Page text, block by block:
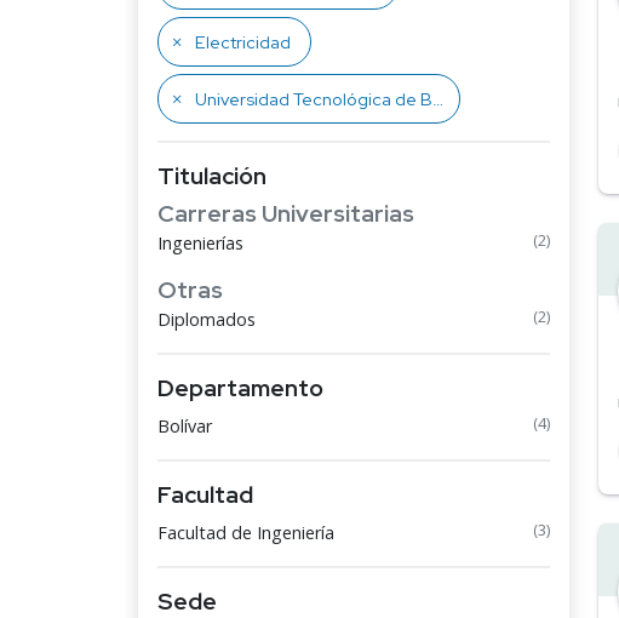
Electricidad
Universidad Tecnológica de Bolívar
Titulación
Carreras Universitarias
Ingenierías (2)
Otras
Diplomados (2)
Departamento
Bolívar (4)
Facultad
Facultad de Ingeniería (3)
Sede